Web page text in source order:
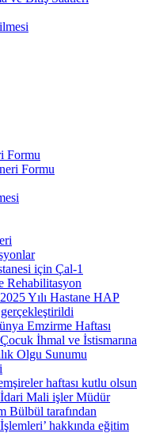
Formu
Formu
için Çal-1
Rehabilitasyon
Yılı Hastane HAP
gerçekleştirildi
Emzirme Haftası
İhmal ve İstismarına
Olgu Sunumu
haftası kutlu olsun
Mali işler Müdür
Bülbül tarafından
hakkında eğitim